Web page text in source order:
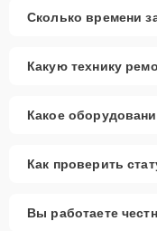
Сколько времени
Какую технику
Какое
Как проверить
Вы работаете